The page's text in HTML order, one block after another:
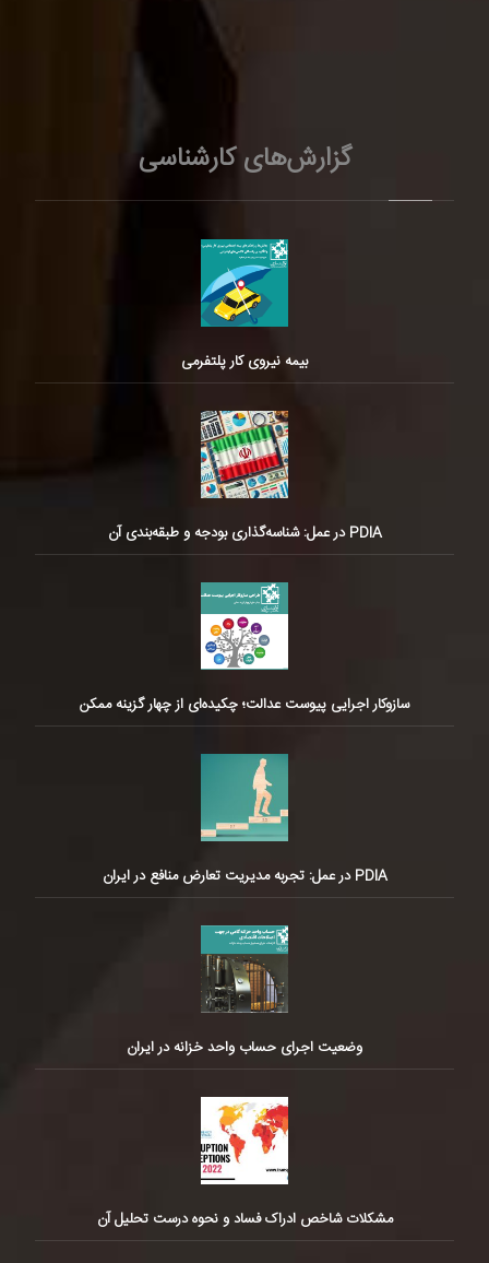
گزارش‌های کارشناسی
بیمه نیروی کار پلتفرمی
PDIA در عمل: شناسه‌گذاری بودجه و طبقه‌بندی آن
سازوکار اجرایی پیوست عدالت؛ چکیده‌ای از چهار گزینه ممکن
PDIA در عمل: تجربه مدیریت تعارض منافع در ایران
وضعیت اجرای حساب واحد خزانه در ایران
مشکلات شاخص ادراک فساد و نحوه درست تحلیل آن